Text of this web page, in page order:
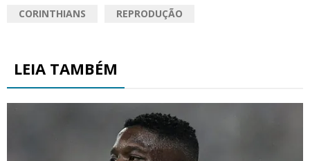
CORINTHIANS REPRODUÇÃO
LEIA TAMBÉM